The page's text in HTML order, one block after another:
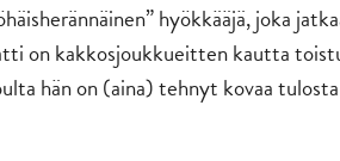
hyökkääjä, joka
on kakkosjoukkueitten kautta
hän on (aina) tehnyt kovaa